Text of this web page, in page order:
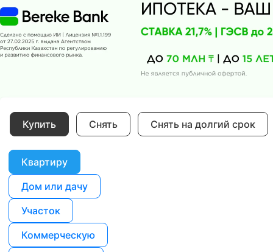
Купить Снять Снять на долгий срок
Квартиру
Дом или дачу
Участок
Коммерческую